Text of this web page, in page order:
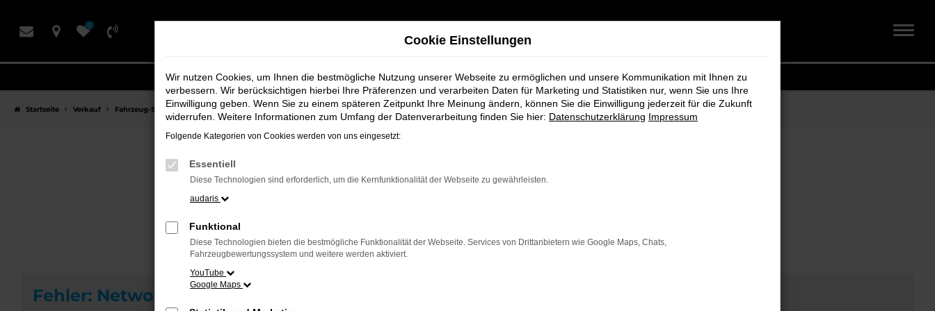
Hauptinhalt
0
Startseite Verkauf Fahrzeug-Showroom
Fahrzeug-Showroom
Fehler: Network Error
Cookie Einstellungen
Wir nutzen Cookies, um Ihnen die bestmögliche Nutzung unserer Webseite zu ermöglichen und unsere Kommunikation mit Ihnen zu
verbessern. Wir berücksichtigen hierbei Ihre Präferenzen und verarbeiten Daten für Marketing und Statistiken nur, wenn Sie uns Ihre
Einwilligung geben. Wenn Sie zu einem späteren Zeitpunkt Ihre Meinung ändern, können Sie die Einwilligung jederzeit für die Zukunft
widerrufen. Weitere Informationen zum Umfang der Datenverarbeitung finden Sie hier: Datenschutzerklärung Impressum
Folgende Kategorien von Cookies werden von uns eingesetzt:
Essentiell
Diese Technologien sind erforderlich, um die Kernfunktionalität der Webseite zu gewährleisten.
audaris
Funktional
Diese Technologien bieten die bestmögliche Funktionalität der Webseite. Services von Drittanbietern wie Google Maps, Chats,
Fahrzeugbewertungssystem und weitere werden aktiviert.
YouTube
Google Maps